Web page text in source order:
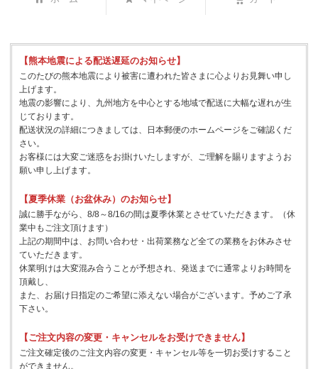
【熊本地震による配送遅延のお知らせ】
このたびの熊本地震により被害に遭われた皆さまに心よりお見舞い申し
上げます。
地震の影響により、九州地方を中心とする地域で配送に大幅な遅れが生
じております。
配送状況の詳細につきましては、日本郵便のホームページをご確認くだ
さい。
お客様には大変ご迷惑をお掛けいたしますが、ご理解を賜りますようお
願い申し上げます。
【夏季休業（お盆休み）のお知らせ】
誠に勝手ながら、8/8～8/16の間は夏季休業とさせていただきます。（休
業中もご注文頂けます）
上記の期間中は、お問い合わせ・出荷業務など全ての業務をお休みさせ
ていただきます。
休業明けは大変混み合うことが予想され、発送までに通常よりお時間を
頂戴し、
また、お届け日指定のご希望に添えない場合がございます。予めご了承
下さい。
【ご注文内容の変更・キャンセルをお受けできません】
ご注文確定後のご注文内容の変更・キャンセル等を一切お受けすること
ができません。